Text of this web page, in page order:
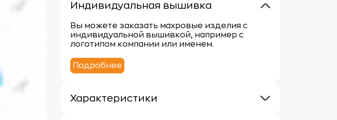
Индивидуальная вышивка
Вы можете заказать махровые изделия с
индивидуальной вышивкой, например с
логотипом компании или именем.
Подробнее
Характеристики